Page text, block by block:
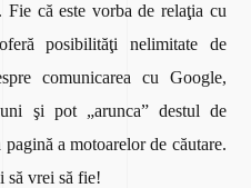
că este vorba de relaţia cu
posibilităţi nelimitate de
comunicarea cu Google,
şi pot „arunca” destul de
a motoarelor de căutare.
să vrei să fie!